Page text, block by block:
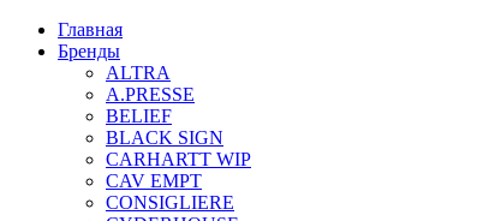
Главная
Бренды
ALTRA
A.PRESSE
BELIEF
BLACK SIGN
CARHARTT WIP
CAV EMPT
CONSIGLIERE